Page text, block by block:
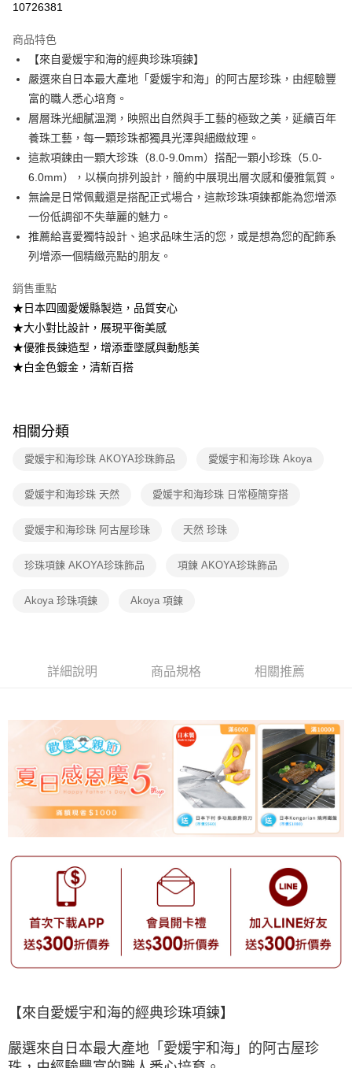
1.分期款項不併入電信帳單，「大哥付你分期」於每月結算日後寄送繳費提
2.透過簡訊連結打開帳單後，可選擇「超商條碼／台灣大直營門市／銀行轉
【注意事項】
1.本服務係由「台灣大哥大股份有限公司」（以下簡稱本公司）所提供，讓
用戶於交易時，得透過本服務購買商品或服務，並由商店將買賣／分期付款
買賣價金債權讓與本公司後，依約使用本公司帳單繳交帳款。
2.基於同意付款使用「大哥付你分期」之契約關係目的，商店將以您的個人
由本公司與您本人進行分期帳單所需資料之確認、核對及更正。
3.完整用戶服務條款，請詳閱以下連結：https://oppay.tw/userRule
10726381
商品特色
【來自愛媛宇和海的經典珍珠項鍊】
嚴選來自日本最大產地「愛媛宇和海」的阿古屋珍珠，由經驗豐
富的職人悉心培育。
層層珠光細膩溫潤，映照出自然與手工藝的極致之美，延續百年
養珠工藝，每一顆珍珠都獨具光澤與細緻紋理。
這款項鍊由一顆大珍珠（8.0-9.0mm）搭配一顆小珍珠（5.0-
6.0mm），以橫向排列設計，簡約中展現出層次感和優雅氣質。
無論是日常佩戴還是搭配正式場合，這款珍珠項鍊都能為您增添
一份低調卻不失華麗的魅力。
推薦給喜愛獨特設計、追求品味生活的您，或是想為您的配飾系
列增添一個精緻亮點的朋友。
銷售重點
★日本四國愛媛縣製造，品質安心
★大小對比設計，展現平衡美感
★優雅長鍊造型，增添垂墜感與動態美
★白金色鍍金，清新百搭
相關分類
愛媛宇和海珍珠 AKOYA珍珠飾品 愛媛宇和海珍珠 Akoya
愛媛宇和海珍珠 天然 愛媛宇和海珍珠 日常極簡穿搭
愛媛宇和海珍珠 阿古屋珍珠 天然 珍珠
珍珠項鍊 AKOYA珍珠飾品 項鍊 AKOYA珍珠飾品
Akoya 珍珠項鍊 Akoya 項鍊
詳細說明 商品規格 相關推薦
【來自愛媛宇和海的經典珍珠項鍊】
嚴選來自日本最大產地「愛媛宇和海」的阿古屋珍